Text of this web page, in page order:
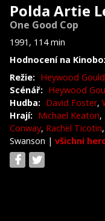
Polda Artie
One Good Cop
1991, 114 min
Hodnocení na
Režie: Heywood Gould
Scénář: Heywood
Hudba: David Foster,
Hrají: Michael Keaton,
Conway, Rachel Ticotin,
Swanson | všichni